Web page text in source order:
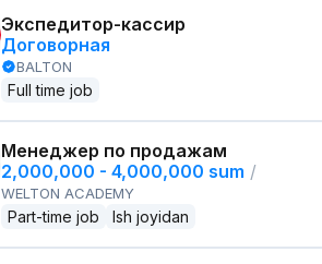
Экспедитор-кассир
Договорная
BALTON
Full time job
Менеджер по продажам
2,000,000 - 4,000,000 sum /
WELTON ACADEMY
Part-time job Ish joyidan